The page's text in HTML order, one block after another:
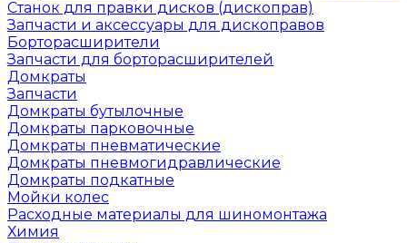
Станок для правки дисков (дископрав)
Запчасти и аксессуары для дископравов
Борторасширители
Запчасти для борторасширителей
Домкраты
Запчасти
Домкраты бутылочные
Домкраты парковочные
Домкраты пневматические
Домкраты пневмогидравлические
Домкраты подкатные
Мойки колес
Расходные материалы для шиномонтажа
Химия